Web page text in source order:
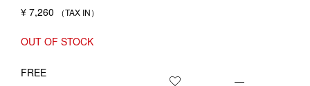
¥ 7,260
OUT OF STOCK
FREE
—